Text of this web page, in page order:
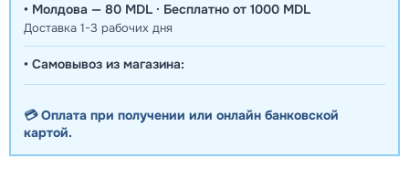
• Молдова — 80 MDL · Бесплатно от 1000 MDL
Доставка 1-3 рабочих дня
• Самовывоз из магазина:
💳 Оплата при получении или онлайн банковской
картой.